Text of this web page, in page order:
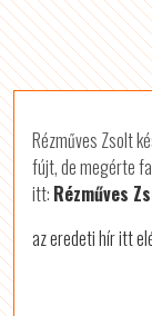
Rézműves Zsolt
fújt, de megérte
itt: Rézműves
az eredeti hír itt